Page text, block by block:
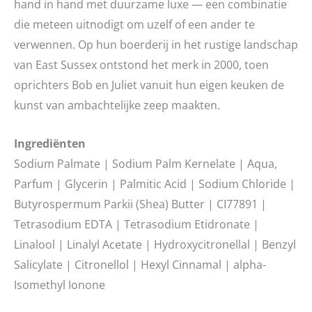
hand in hand met duurzame luxe — een combinatie
die meteen uitnodigt om uzelf of een ander te
verwennen. Op hun boerderij in het rustige landschap
van East Sussex ontstond het merk in 2000, toen
oprichters Bob en Juliet vanuit hun eigen keuken de
kunst van ambachtelijke zeep maakten.
Ingrediënten
Sodium Palmate | Sodium Palm Kernelate | Aqua,
Parfum | Glycerin | Palmitic Acid | Sodium Chloride |
Butyrospermum Parkii (Shea) Butter | CI77891 |
Tetrasodium EDTA | Tetrasodium Etidronate |
Linalool | Linalyl Acetate | Hydroxycitronellal | Benzyl
Salicylate | Citronellol | Hexyl Cinnamal | alpha-
Isomethyl Ionone